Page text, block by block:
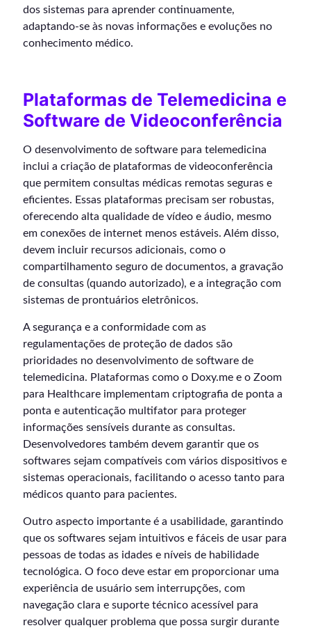
dos sistemas para aprender continuamente,
adaptando-se às novas informações e evoluções no
conhecimento médico.
Plataformas de Telemedicina e
Software de Videoconferência
O desenvolvimento de software para telemedicina
inclui a criação de plataformas de videoconferência
que permitem consultas médicas remotas seguras e
eficientes. Essas plataformas precisam ser robustas,
oferecendo alta qualidade de vídeo e áudio, mesmo
em conexões de internet menos estáveis. Além disso,
devem incluir recursos adicionais, como o
compartilhamento seguro de documentos, a gravação
de consultas (quando autorizado), e a integração com
sistemas de prontuários eletrônicos.
A segurança e a conformidade com as
regulamentações de proteção de dados são
prioridades no desenvolvimento de software de
telemedicina. Plataformas como o Doxy.me e o Zoom
para Healthcare implementam criptografia de ponta a
ponta e autenticação multifator para proteger
informações sensíveis durante as consultas.
Desenvolvedores também devem garantir que os
softwares sejam compatíveis com vários dispositivos e
sistemas operacionais, facilitando o acesso tanto para
médicos quanto para pacientes.
Outro aspecto importante é a usabilidade, garantindo
que os softwares sejam intuitivos e fáceis de usar para
pessoas de todas as idades e níveis de habilidade
tecnológica. O foco deve estar em proporcionar uma
experiência de usuário sem interrupções, com
navegação clara e suporte técnico acessível para
resolver qualquer problema que possa surgir durante